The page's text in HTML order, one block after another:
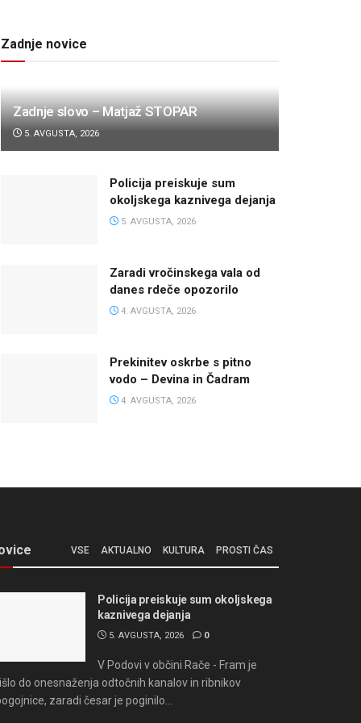
Zadnje novice
Zadnje slovo – Matjaž STOPAR
5. AVGUSTA, 2026
Policija preiskuje sum
okoljskega kaznivega dejanja
5. AVGUSTA, 2026
Zaradi vročinskega vala od
danes rdeče opozorilo
4. AVGUSTA, 2026
Prekinitev oskrbe s pitno
vodo – Devina in Čadram
4. AVGUSTA, 2026
VSE AKTUALNO KULTURA PROSTI ČAS
Policija preiskuje sum okoljskega
kaznivega dejanja
5. AVGUSTA, 2026 0
V Podovi v občini Rače - Fram je
do onesnaženja odtočnih kanalov in ribnikov
zaradi česar je poginilo...